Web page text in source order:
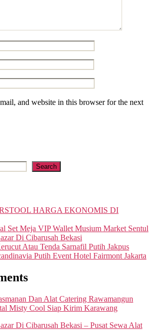
and website in this browser for the next
Search
HARGA EKONOMIS DI
Set Meja VIP Wallet Musium Market Sentul
Di Cibarusah Bekasi
Atau Tenda Sarnafil Putih Jakpus
Putih Event Hotel Fairmont Jakarta
Dan Alat Catering Rawamangun
Misty Cool Siap Kirim Karawang
Di Cibarusah Bekasi – Pusat Sewa Alat